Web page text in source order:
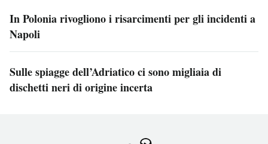
In Polonia rivogliono i risarcimenti per gli incidenti a
Napoli
Sulle spiagge dell’Adriatico ci sono migliaia di
dischetti neri di origine incerta